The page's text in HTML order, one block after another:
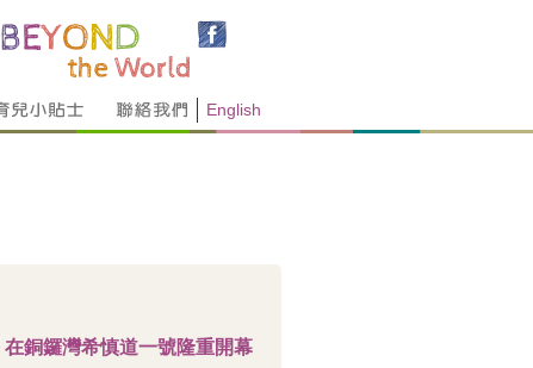
English
銅鑼灣希慎道一號隆重開幕